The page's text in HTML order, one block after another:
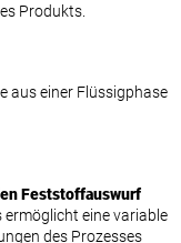
Produkts.
aus einer Flüssigphase
Feststoffauswurf
ermöglicht eine variable
des Prozesses